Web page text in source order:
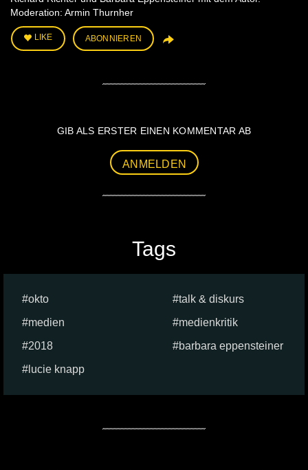
Moderation: Armin Thurnher
LIKE ABONNIEREN
GIB ALS ERSTER EINEN KOMMENTAR AB
ANMELDEN
Tags
okto
talk & diskurs
medien
medienkritik
2018
barbara eppensteiner
lucie knapp